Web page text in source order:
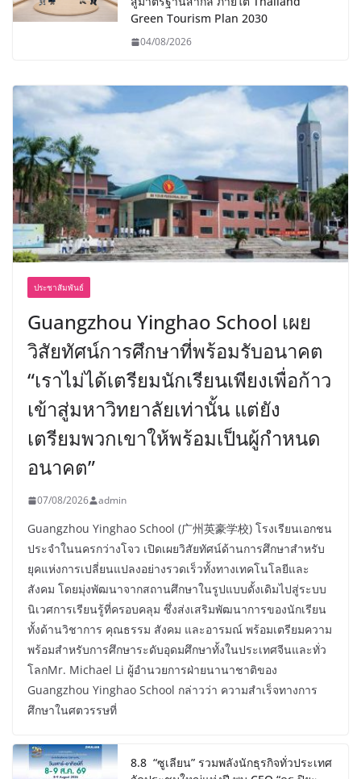
Green Tourism Plan 2030
04/08/2026
ประชาสัมพันธ์
Guangzhou Yinghao School เผย
วิสัยทัศน์การศึกษาที่พร้อมรับอนาคต
“เราไม่ได้เตรียมนักเรียนเพียงเพื่อก้าว
เข้าสู่มหาวิทยาลัยเท่านั้น แต่ยัง
เตรียมพวกเขาให้พร้อมเป็นผู้กำหนด
อนาคต”
07/08/2026 admin
Guangzhou Yinghao School (广州英豪学校) โรงเรียนเอกชน
ประจำในนครกว่างโจว เปิดเผยวิสัยทัศน์ด้านการศึกษาสำหรับ
ยุคแห่งการเปลี่ยนแปลงอย่างรวดเร็วทั้งทางเทคโนโลยีและ
สังคม โดยมุ่งพัฒนาจากสถานศึกษาในรูปแบบดั้งเดิมไปสู่ระบบ
นิเวศการเรียนรู้ที่ครอบคลุม ซึ่งส่งเสริมพัฒนาการของนักเรียน
ทั้งด้านวิชาการ คุณธรรม สังคม และอารมณ์ พร้อมเตรียมความ
พร้อมสำหรับการศึกษาระดับอุดมศึกษาทั้งในประเทศจีนและทั่ว
โลกMr. Michael Li ผู้อำนวยการฝ่ายนานาชาติของ
Guangzhou Yinghao School กล่าวว่า ความสำเร็จทางการ
ศึกษาในศตวรรษที่
8.8 “ซูเลียน” รวมพลังนักธุรกิจทั่วประเทศ